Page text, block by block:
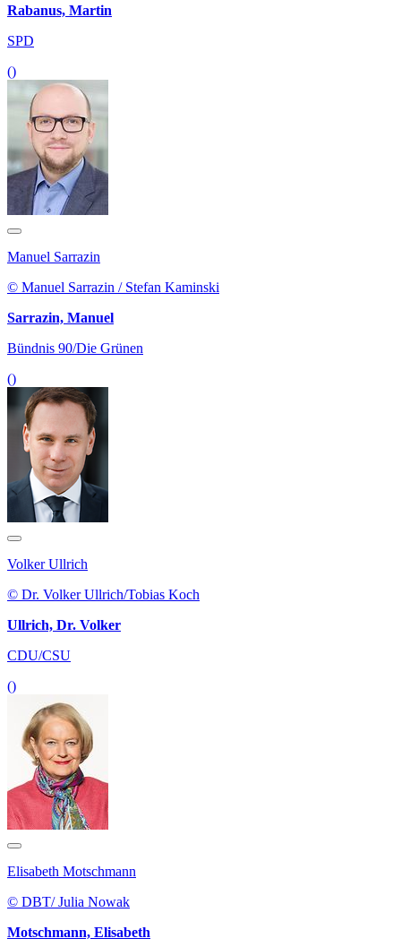
Rabanus, Martin
SPD
()
Manuel Sarrazin
© Manuel Sarrazin / Stefan Kaminski
Sarrazin, Manuel
Bündnis 90/Die Grünen
()
Volker Ullrich
© Dr. Volker Ullrich/Tobias Koch
Ullrich, Dr. Volker
CDU/CSU
()
Elisabeth Motschmann
© DBT/ Julia Nowak
Motschmann, Elisabeth